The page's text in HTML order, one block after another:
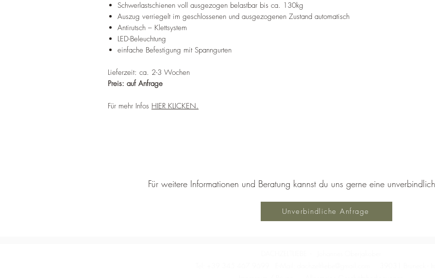
Schwerlastschienen voll ausgezogen belastbar bis ca. 130kg
Auszug verriegelt im geschlossenen und ausgezogenen Zustand automatisch
Antirutsch – Klettsystem
LED-Beleuchtung
einfache Befestigung mit Spanngurten
Lieferzeit: ca. 2-3 Wochen
Preis: auf Anfrage
Für mehr Infos HIER KLICKEN.
Für weitere Informationen und Beratung kannst du uns gerne eine
Unverbindliche Anfrage